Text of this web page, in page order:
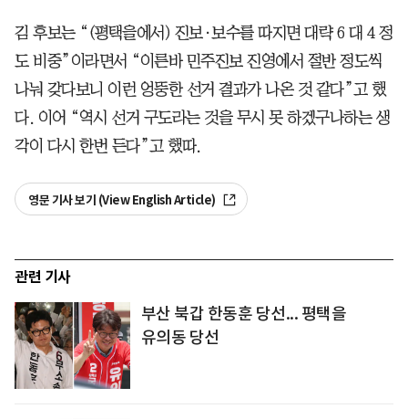
김 후보는 “(평택을에서) 진보·보수를 따지면 대략 6 대 4 정
도 비중”이라면서 “이른바 민주진보 진영에서 절반 정도씩
나눠 갖다보니 이런 엉뚱한 선거 결과가 나온 것 같다”고 했
다. 이어 “역시 선거 구도라는 것을 무시 못 하겠구나하는 생
각이 다시 한번 든다”고 했따.
영문 기사 보기 (View English Article)
관련 기사
부산 북갑 한동훈 당선... 평택을
유의동 당선